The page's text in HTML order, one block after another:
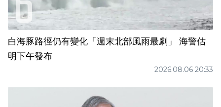
白海豚路徑仍有變化「週末北部風雨最劇」 海警估
明下午發布
2026.08.06 20:33